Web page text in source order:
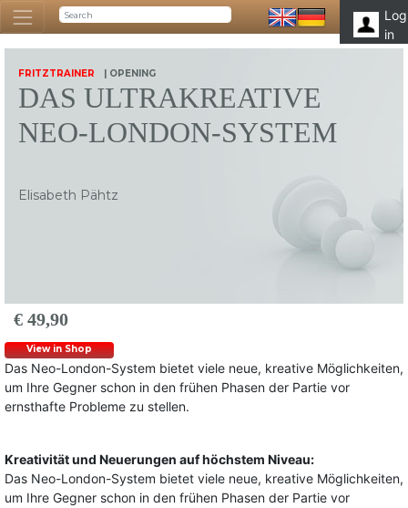
Log
in
FRITZTRAINER | OPENING
DAS ULTRAKREATIVE
NEO-LONDON-SYSTEM
Elisabeth Pähtz
€ 49,90
View in Shop
Das Neo-London-System bietet viele neue, kreative Möglichkeiten,
um Ihre Gegner schon in den frühen Phasen der Partie vor
ernsthafte Probleme zu stellen.
Kreativität und Neuerungen auf höchstem Niveau:
Das Neo-London-System bietet viele neue, kreative Möglichkeiten,
um Ihre Gegner schon in den frühen Phasen der Partie vor